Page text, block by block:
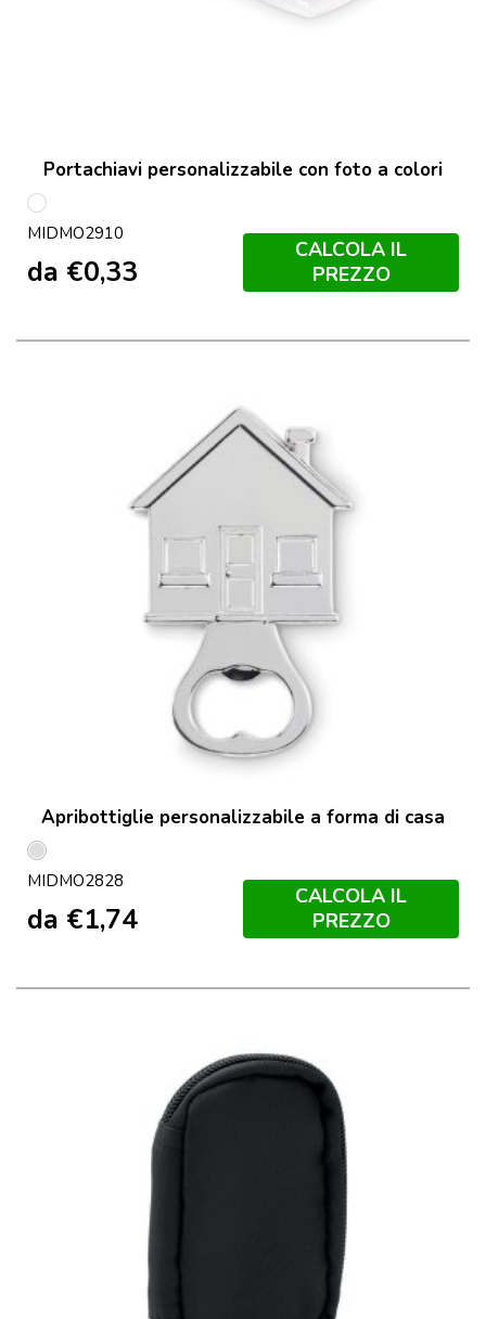
Portachiavi personalizzabile con foto a colori
Trasparente
MIDMO2910
da €0,33
CALCOLA IL
PREZZO
Apribottiglie personalizzabile a forma di casa
Argento
Opaco
MIDMO2828
da €1,74
CALCOLA IL
PREZZO